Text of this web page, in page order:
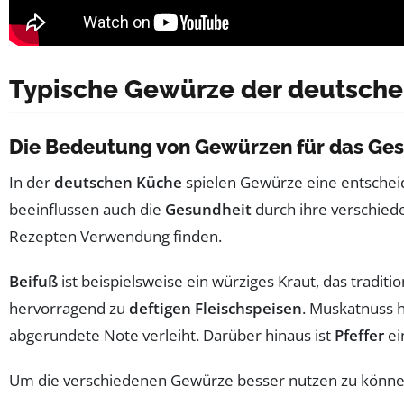
Typische Gewürze der
Die Bedeutung von Gewürzen für das
In derdeutschen Küche spielen Gewürze eine
beeinflussen auch die Gesundheit durch ihre
Rezepten Verwendung finden.
Beifuß ist beispielsweise ein würziges Kraut, das
hervorragend zu deftigen Fleischspeisen. Muskatnuss
abgerundete Note verleiht. Darüber hinaus ist Pfeffer
Um die verschiedenen Gewürze besser nutzen zu